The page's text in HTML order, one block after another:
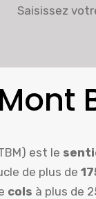
Saisissez
est le
de plus de
cols à plus de